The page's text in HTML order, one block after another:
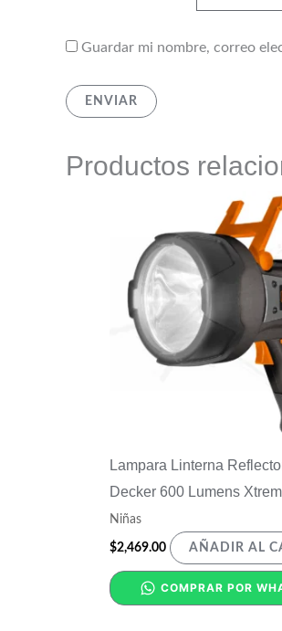
Guardar mi nombre, correo
Productos
Lampara Linterna
Decker 600 Lumens
Niñas
$2,469.00 AÑADIR AL
COMPRAR POR